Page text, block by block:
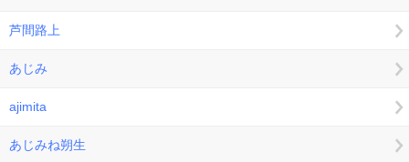
芦間路上
あじみ
ajimita
あじみね朔生